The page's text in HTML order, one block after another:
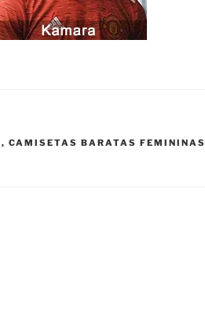
, CAMISETAS BARATAS FEMININAS